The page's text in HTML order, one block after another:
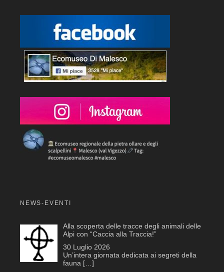
NEWS-EVENTI
Alla scoperta delle tracce degli animali delle
Alpi con “Caccia alla Traccia!”
30 Luglio 2026
Un’intera giornata dedicata ai segreti della
fauna […]